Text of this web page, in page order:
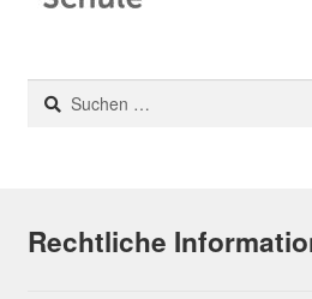
Suchen
nach:
Rechtliche